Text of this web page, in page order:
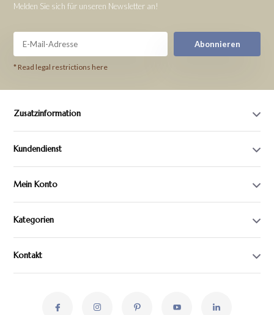
Melden Sie sich für unseren Newsletter an!
Abonnieren
* Read legal restrictions here
Zusatzinformation
Kundendienst
Mein Konto
Kategorien
Kontakt